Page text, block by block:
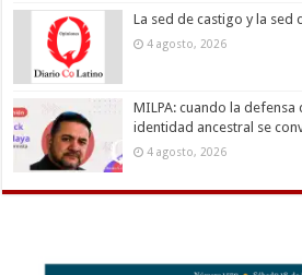
La sed de castigo y la sed
4 agosto, 2026
MILPA: cuando la
identidad ancestral se
4 agosto, 2026